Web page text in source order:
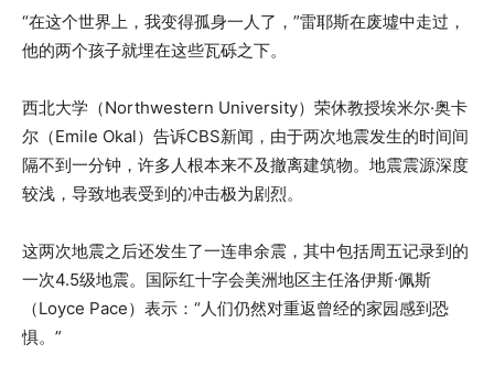
“在这个世界上，我变得孤身一人了，”雷耶斯在废墟中走过，
他的两个孩子就埋在这些瓦砾之下。
西北大学（Northwestern University）荣休教授埃米尔·奥卡
尔（Emile Okal）告诉CBS新闻，由于两次地震发生的时间间
隔不到一分钟，许多人根本来不及撤离建筑物。地震震源深度
较浅，导致地表受到的冲击极为剧烈。
这两次地震之后还发生了一连串余震，其中包括周五记录到的
一次4.5级地震。国际红十字会美洲地区主任洛伊斯·佩斯
（Loyce Pace）表示：“人们仍然对重返曾经的家园感到恐
惧。”